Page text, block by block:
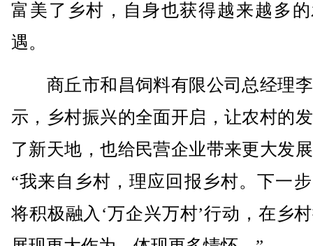
富美了乡村，自身也获得越来越多
遇。
商丘市和昌饲料有限公司总经理
示，乡村振兴的全面开启，让农村的
了新天地，也给民营企业带来更大发
“我来自乡村，理应回报乡村。下一
将积极融入‘万企兴万村’行动，在乡